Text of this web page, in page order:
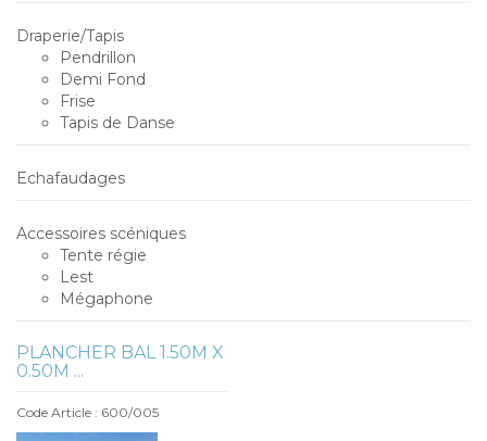
Draperie/Tapis
Pendrillon
Demi Fond
Frise
Tapis de Danse
Echafaudages
Accessoires scéniques
Tente régie
Lest
Mégaphone
PLANCHER BAL 1.50M X
0.50M ...
Code Article : 600/005